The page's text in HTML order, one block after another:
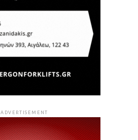
ADVERTISEMENT